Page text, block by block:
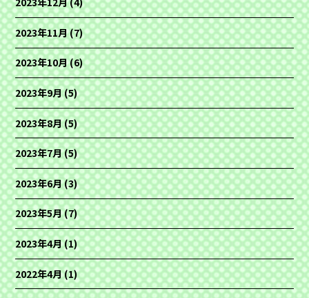
2023年11月(7)
2023年10月(6)
2023年9月(5)
2023年8月(5)
2023年7月(5)
2023年6月(3)
2023年5月(7)
2023年4月(1)
2022年4月(1)